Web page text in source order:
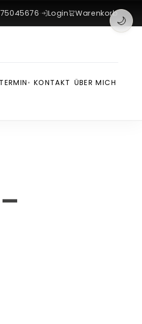
· Login Warenkorb
TERMIN ▾ KONTAKT ÜBER MICH
🌙